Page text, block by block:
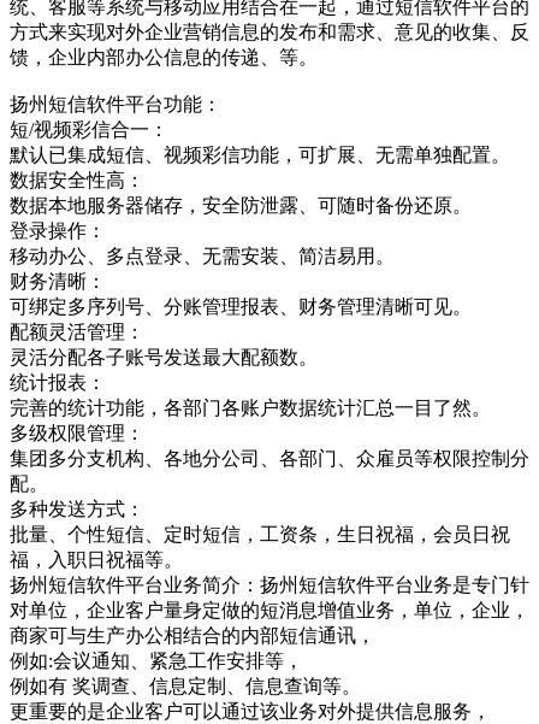
统、客服等系统与移动应用结合在一起，通过短信软件平台的
方式来实现对外企业营销信息的发布和需求、意见的收集、反
馈，企业内部办公信息的传递、等。
扬州短信软件平台功能：
短/视频彩信合一：
默认已集成短信、视频彩信功能，可扩展、无需单独配置。
数据安全性高：
数据本地服务器储存，安全防泄露、可随时备份还原。
登录操作：
移动办公、多点登录、无需安装、简洁易用。
财务清晰：
可绑定多序列号、分账管理报表、财务管理清晰可见。
配额灵活管理：
灵活分配各子账号发送最大配额数。
统计报表：
完善的统计功能，各部门各账户数据统计汇总一目了然。
多级权限管理：
集团多分支机构、各地分公司、各部门、众雇员等权限控制分
配。
多种发送方式：
批量、个性短信、定时短信，工资条，生日祝福，会员日祝
福，入职日祝福等。
扬州短信软件平台业务简介：扬州短信软件平台业务是专门针
对单位，企业客户量身定做的短消息增值业务，单位，企业，
商家可与生产办公相结合的内部短信通讯，
例如:会议通知、紧急工作安排等，
例如有 奖调查、信息定制、信息查询等。
更重要的是企业客户可以通过该业务对外提供信息服务，